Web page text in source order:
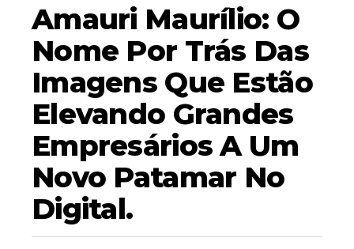
Amauri Maurílio: O
Nome Por Trás Das
Imagens Que Estão
Elevando Grandes
Empresários A Um
Novo Patamar No
Digital.